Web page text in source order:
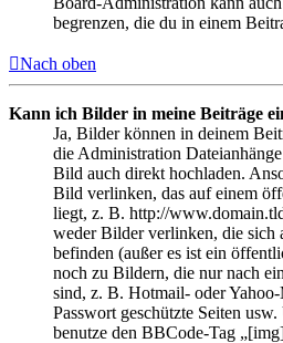
begrenzen, die du in einem
Nach oben
Kann ich Bilder in meine Beiträge
Ja, Bilder können in deinem
die Administration
Bild auch direkt hochladen.
Bild verlinken, das auf einem
liegt, z. B. http://
weder Bilder verlinken, die sich
befinden (außer es ist ein
noch zu Bildern, die nur nach
sind, z. B. Hotmail- oder
Passwort geschützte Seiten
benutze den BBCode-Tag